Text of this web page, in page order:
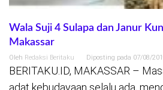
Wala Suji 4 Sulapa dan Janur
Makassar
Oleh Redaksi Beritaku Diposting pada 07/08/
BERITAKU.ID, MAKASSAR –
adat kebudayaan selalu ada,